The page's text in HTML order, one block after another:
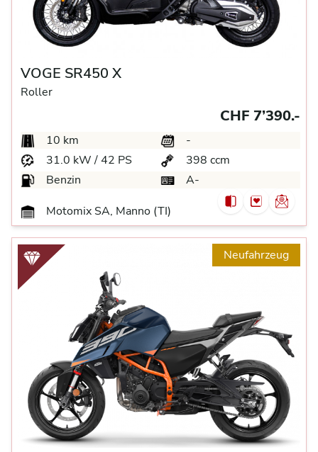
VOGE SR450 X
Roller
CHF 7’390.-
10 km
-
31.0 kW / 42 PS
398 ccm
Benzin
A-
Motomix SA, Manno (TI)
Neufahrzeug